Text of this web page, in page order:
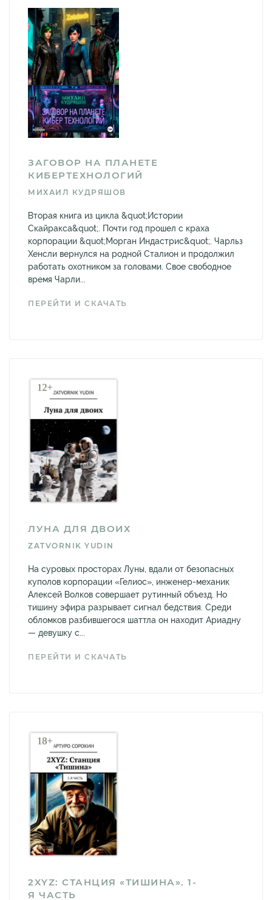
ЗАГОВОР НА ПЛАНЕТЕ
КИБЕРТЕХНОЛОГИЙ
МИХАИЛ КУДРЯШОВ
Вторая книга из цикла &quot;Истории
Скайракса&quot;. Почти год прошел с краха
корпорации &quot;Морган Индастрис&quot;. Чарльз
Хенсли вернулся на родной Сталион и продолжил
работать охотником за головами. Свое свободное
время Чарли...
ПЕРЕЙТИ И СКАЧАТЬ
ЛУНА ДЛЯ ДВОИХ
ZATVORNIK YUDIN
На суровых просторах Луны, вдали от безопасных
куполов корпорации «Гелиос», инженер-механик
Алексей Волков совершает рутинный объезд. Но
тишину эфира разрывает сигнал бедствия. Среди
обломков разбившегося шаттла он находит Ариадну
— девушку с...
ПЕРЕЙТИ И СКАЧАТЬ
2XYZ: СТАНЦИЯ «ТИШИНА». 1-
Я ЧАСТЬ